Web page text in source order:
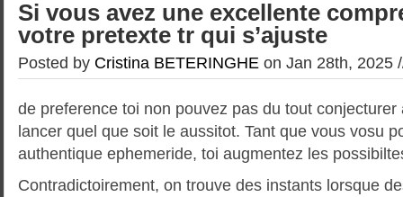
Si vous avez une excellente
votre pretexte tr qui s’ajuste
Posted by Cristina BETERINGHE on Jan 28th, 2025
de preference toi non pouvez pas du tout
lancer quel que soit le aussitot. Tant que vous vosu
authentique ephemeride, toi augmentez les
Contradictoirement, on trouve des instants lorsque